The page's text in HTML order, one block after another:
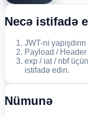
Necə istifadə
JWT-ni
Payload / Header
exp / iat / nbf
istifadə edin.
Nümunə